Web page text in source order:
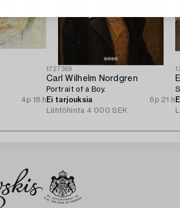
4p 18 h
1727369
Carl Wilhelm Nordgren
Portrait of a Boy.
Ei tarjouksia
6p 21 h
Lähtöhinta 4 000 SEK